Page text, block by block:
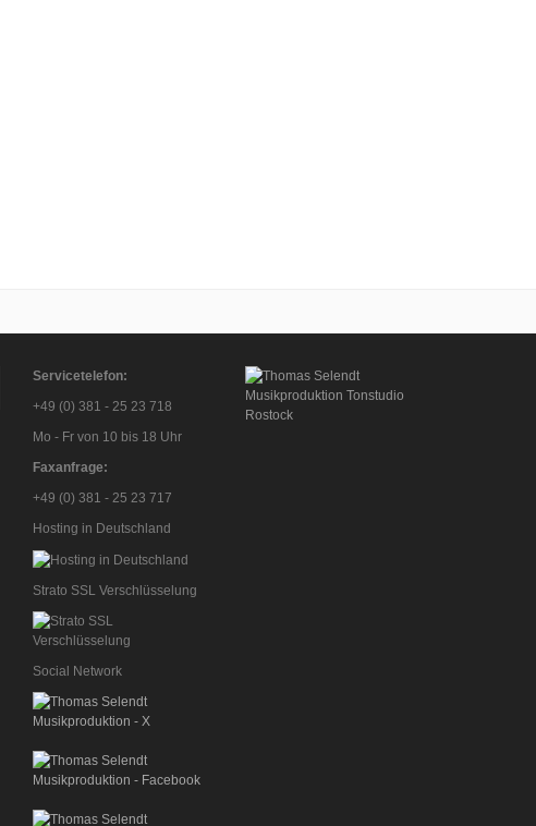
Servicetelefon:
+49 (0) 381 - 25 23 718
Mo - Fr von 10 bis 18 Uhr
Faxanfrage:
+49 (0) 381 - 25 23 717
Hosting in Deutschland
Strato SSL Verschlüsselung
Social Network